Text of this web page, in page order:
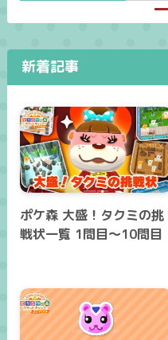
新着記事
ポケ森 大盛！タクミの挑
戦状一覧 1問目～10問目